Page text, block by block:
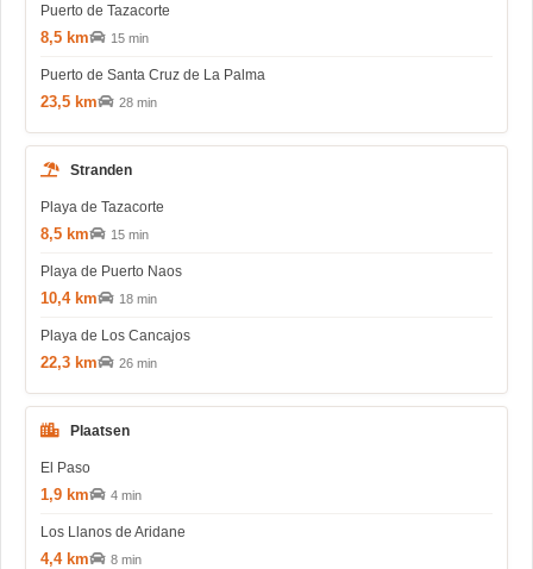
Puerto de Tazacorte
8,5 km 15 min
Puerto de Santa Cruz de La Palma
23,5 km 28 min
Stranden
Playa de Tazacorte
8,5 km 15 min
Playa de Puerto Naos
10,4 km 18 min
Playa de Los Cancajos
22,3 km 26 min
Plaatsen
El Paso
1,9 km 4 min
Los Llanos de Aridane
4,4 km 8 min